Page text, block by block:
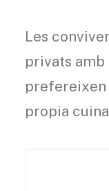
Les
privats amb
prefereixen
propia